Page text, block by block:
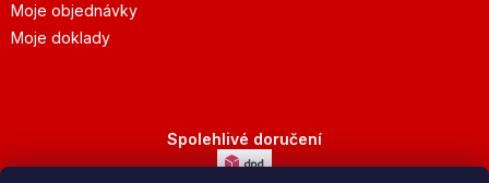
Moje objednávky
Moje doklady
Spolehlivé doručení